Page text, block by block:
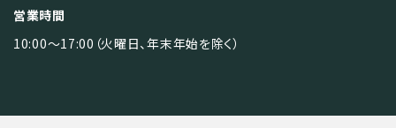
営業時間
10:00～17:00（火曜日、年末年始を除く）